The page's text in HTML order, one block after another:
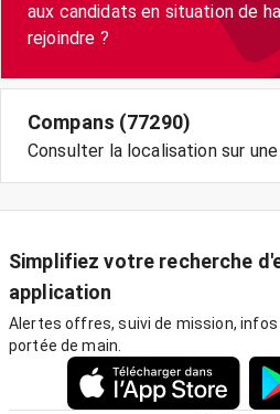
aux candidats en situation de
Compans (77290)
Consulter la localisation sur
Simplifiez votre recherche
application
Alertes offres, suivi de mission,
portée de main.